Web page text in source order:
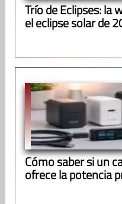
Trío de Eclipses: la
el eclipse solar de
Cómo saber si un
ofrece la potencia